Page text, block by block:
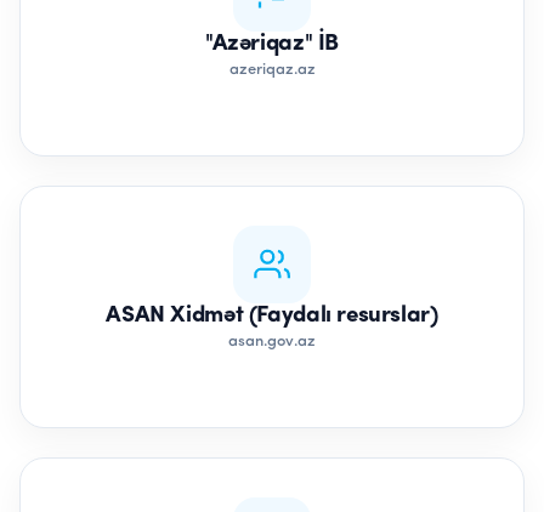
"Azəriqaz" İB
azeriqaz.az
ASAN Xidmət (Faydalı resurslar)
asan.gov.az